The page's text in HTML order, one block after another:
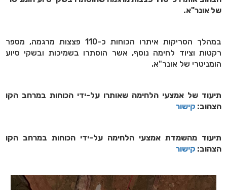
של אונר"א.
במהלך הסריקות איתרו הכוחות כ-110 פצצות מרגמה, מספר
רקטות וציוד לחימה נוסף, אשר הוסתרו בשמיכות ובשקי סיוע
הומניטרי של אונר"א.
תיעוד של אמצעי הלחימה שאותרו על-ידי הכוחות במרחב הקו
הצהוב:קישור
תיעוד מהשמדת אמצעי הלחימה על-ידי הכוחות במרחב הקו
הצהוב:קישור